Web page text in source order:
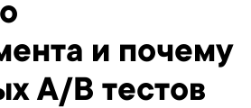
и почему
A/B тестов